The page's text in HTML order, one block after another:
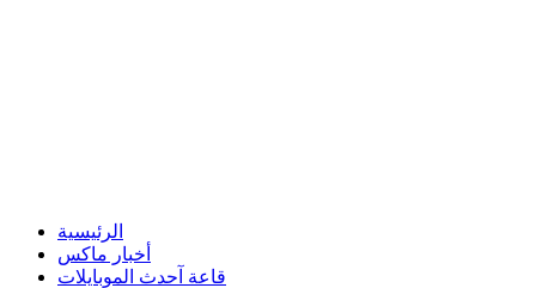
الرئيسية
أخبار ماكس
قاعة آحدث الموبايلات